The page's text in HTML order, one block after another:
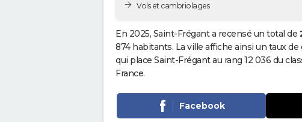
Vols et cambriolages
En 2025, Saint-Frégant a recensé un total de
874 habitants. La ville affiche ainsi un taux
qui place Saint-Frégant au rang 12 036 du
France.
Facebook